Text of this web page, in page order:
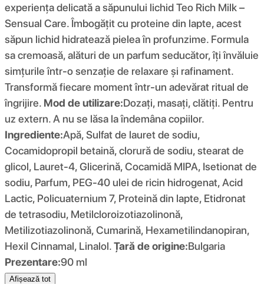
experiența delicată a săpunului lichid Teo Rich Milk –
Sensual Care. Îmbogățit cu proteine din lapte, acest
săpun lichid hidratează pielea în profunzime. Formula
sa cremoasă, alături de un parfum seducător, îți învăluie
simțurile într-o senzație de relaxare și rafinament.
Transformă fiecare moment într-un adevărat ritual de
îngrijire. Mod de utilizare:Dozați, masați, clătiți. Pentru
uz extern. A nu se lăsa la îndemâna copiilor.
Ingrediente:Apă, Sulfat de lauret de sodiu,
Cocamidopropil betaină, clorură de sodiu, stearat de
glicol, Lauret-4, Glicerină, Cocamidă MIPA, Isetionat de
sodiu, Parfum, PEG-40 ulei de ricin hidrogenat, Acid
Lactic, Policuaternium 7, Proteină din lapte, Etidronat
de tetrasodiu, Metilcloroizotiazolinonă,
Metilizotiazolinonă, Cumarină, Hexametilindanopiran,
Hexil Cinnamal, Linalol.Țară de origine:Bulgaria
Prezentare:90 ml
Afișează tot